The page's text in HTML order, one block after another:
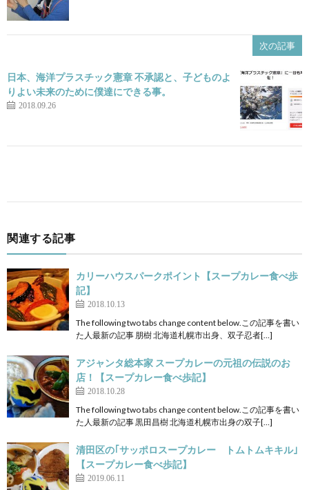
次の記事
日本、海洋プラスチック憲章 不承認と、子どものよ
りよい未来のために僕達にできる事。
2018.09.26
関連する記事
カリーハウスパークポイント【スープカレー食べ歩
記】
2018.10.13
The following two tabs change content below.この記事を書い
た人最新の記事 朋樹 北海道札幌市出身、双子忍者[…]
アジャンタ総本家 スープカレーの元祖の伝説のお
店！【スープカレー食べ歩記】
2018.10.28
The following two tabs change content below.この記事を書い
た人最新の記事 黒田昌樹 北海道札幌市出身の双子[…]
清田区の｢サッポロスープカレー トムトムキキル｣
【スープカレー食べ歩記】
2019.06.11